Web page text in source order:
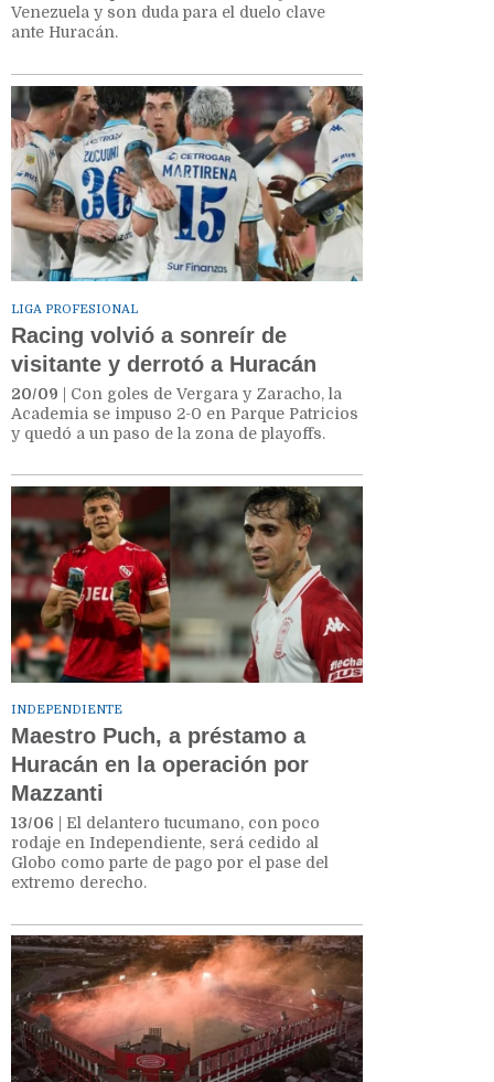
Venezuela y son duda para el duelo clave
ante Huracán.
LIGA PROFESIONAL
Racing volvió a sonreír de
visitante y derrotó a Huracán
20/09 | Con goles de Vergara y Zaracho, la
Academia se impuso 2-0 en Parque Patricios
y quedó a un paso de la zona de playoffs.
INDEPENDIENTE
Maestro Puch, a préstamo a
Huracán en la operación por
Mazzanti
13/06 | El delantero tucumano, con poco
rodaje en Independiente, será cedido al
Globo como parte de pago por el pase del
extremo derecho.